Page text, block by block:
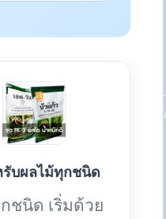
รับผลไม้ทุกชนิด
ชนิด เริ่มด้วย